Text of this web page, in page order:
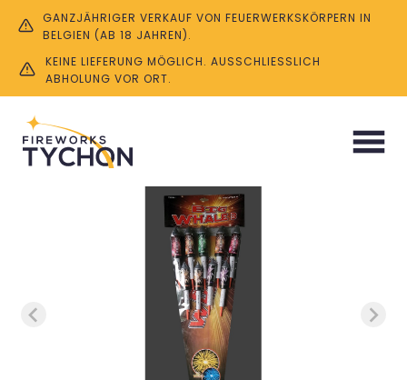
GANZJÄHRIGER VERKAUF VON FEUERWERKSKÖRPERN IN
BELGIEN (AB 18 JAHREN).
KEINE LIEFERUNG MÖGLICH. AUSSCHLIESSLICH A
BHOLUNG VOR ORT.
Start/Raketen/ Big Whale (9 Stück)